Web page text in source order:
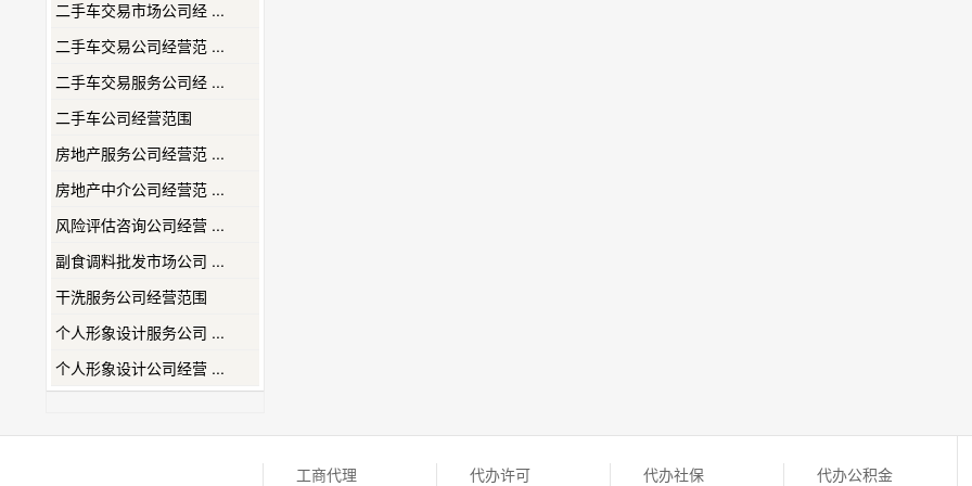
二手车交易市场公司经 ...
二手车交易公司经营范 ...
二手车交易服务公司经 ...
二手车公司经营范围
房地产服务公司经营范 ...
房地产中介公司经营范 ...
风险评估咨询公司经营 ...
副食调料批发市场公司 ...
干洗服务公司经营范围
个人形象设计服务公司 ...
个人形象设计公司经营 ...
工商代理 代办许可 代办社保 代办公积金